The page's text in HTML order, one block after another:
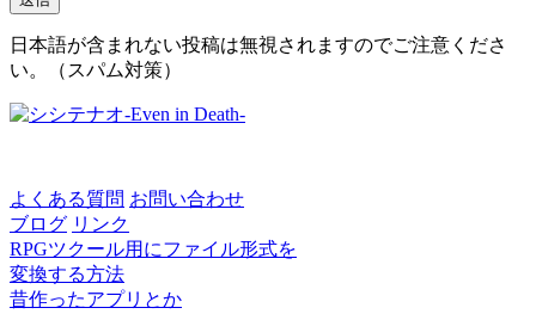
日本語が含まれない投稿は無視されますのでご注意くださ
い。（スパム対策）
よくある質問 お問い合わせ
ブログ リンク
RPGツクール用にファイル形式を
変換する方法
昔作ったアプリとか